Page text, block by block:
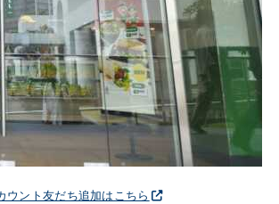
ウント友だち追加はこちら